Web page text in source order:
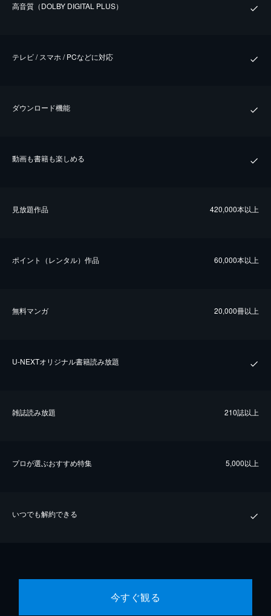
⾼⾳質（DOLBY DIGITAL PLUS）
テレビ / スマホ / PCなどに対応
ダウンロード機能
動画も書籍も楽しめる
⾒放題作品 420,000本以上
ポイント（レンタル）作品 60,000本以上
無料マンガ 20,000冊以上
U-NEXTオリジナル書籍読み放題
雑誌読み放題 210誌以上
プロが選ぶおすすめ特集 5,000以上
いつでも解約できる
今すぐ観る